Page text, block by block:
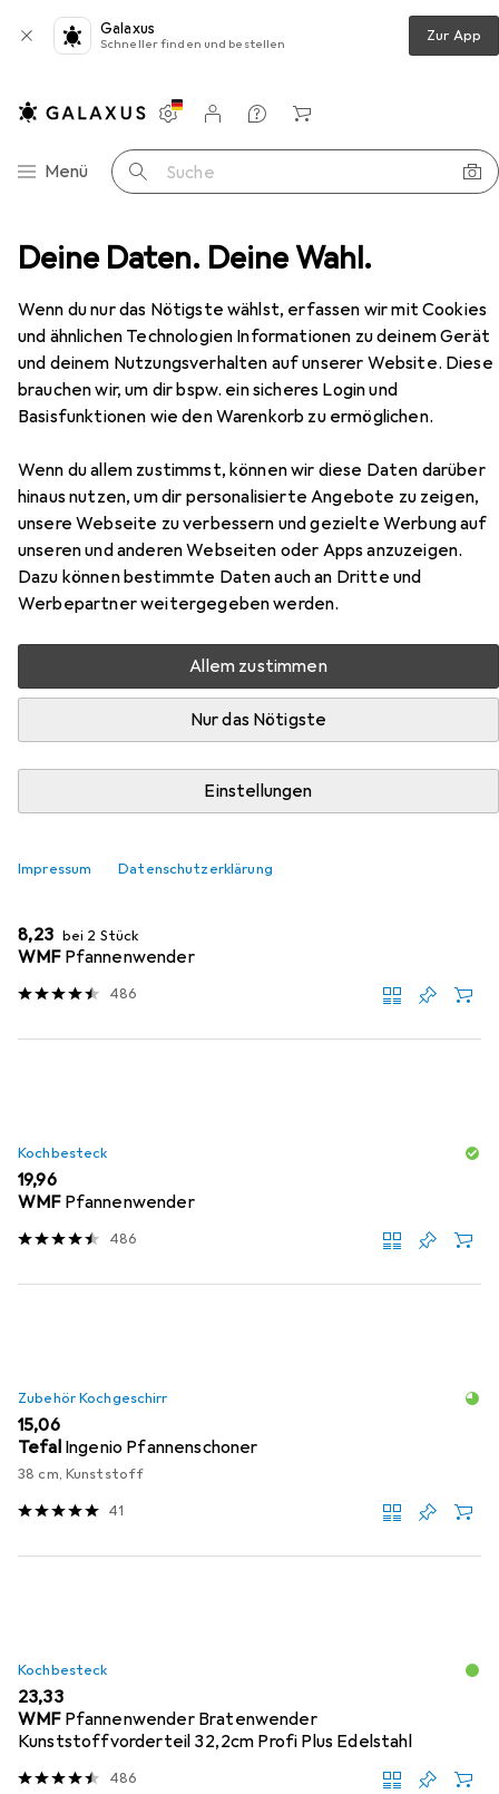
Deine Daten. Deine Wahl.
Wenn du nur das Nötigste wählst, erfassen wir mit Cookies
und ähnlichen Technologien Informationen zu deinem Gerät
und deinem Nutzungsverhalten auf unserer Website. Diese
brauchen wir, um dir bspw. ein sicheres Login und
Basisfunktionen wie den Warenkorb zu ermöglichen.
Wenn du allem zustimmst, können wir diese Daten darüber
hinaus nutzen, um dir personalisierte Angebote zu zeigen,
unsere Webseite zu verbessern und gezielte Werbung auf
unseren und anderen Webseiten oder Apps anzuzeigen.
Dazu können bestimmte Daten auch an Dritte und
Werbepartner weitergegeben werden.
Allem zustimmen
Nur das Nötigste
Einstellungen
Impressum Datenschutzerklärung
Galaxus
Schneller finden und bestellen Zur App
Navigation nach Kategorien
Menü Suche
Einstellungen
Kundenkonto
Vergleichslisten
Merklisten
Warenkorb
Pfanne + Kochtopf BerlingerHaus Granite Pot Set
EUR
174,57 statt199,–
BerlingerHaus Granite Pot Set
Bratpfanne, Aluminium, 20 x 10 cm
Granite Pot Set
Hier findest du passendes Zubehör zum Produkt
BerlingerHaus Granite Pot Set aus den Kategorien
Kochbesteck, Zubehör Kochgeschirr und Untersetzer.
Kochbesteck Zubehör Kochgeschirr
Relevanz
Produktliste
MENGENRABATT
EUR
8,23 bei 2 Stück
WMF Pfannenwender
486
Kochbesteck
EUR
19,96
WMF Pfannenwender
486
Zubehör Kochgeschirr
EUR
15,06
Tefal Ingenio Pfannenschoner
38 cm, Kunststoff
41
Kochbesteck
EUR
23,33
WMF Pfannenwender Bratenwender
Kunststoffvorderteil 32,2cm Profi Plus Edelstahl
486